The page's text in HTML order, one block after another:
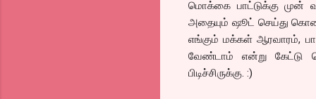
மொக்கை பாட்டுக்கு முன்
அதையும் ஷூட் செய்து
எங்கும் மக்கள் ஆரவாரம்,
வேண்டாம் என்று கேட்டு
பிடிச்சிருக்கு. :)